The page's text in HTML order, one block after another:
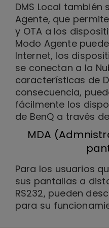
DMS Local también
Agente, que
y OTA a los
Modo Agente
Internet, los
se conectan a la
características de
consecuencia,
fácilmente los
de BenQ a través
MDA
Para los usuarios
sus pantallas a
RS232, pueden
para su